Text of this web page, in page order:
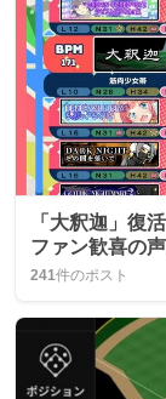
「大釈迦」復
ファン歓喜の
241件のポスト